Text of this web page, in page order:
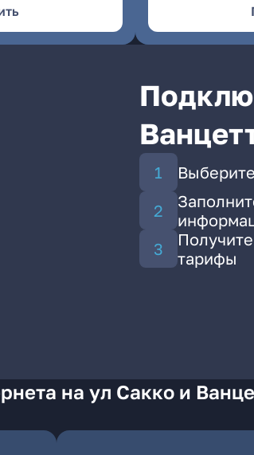
тарифы
на ул Сакко и